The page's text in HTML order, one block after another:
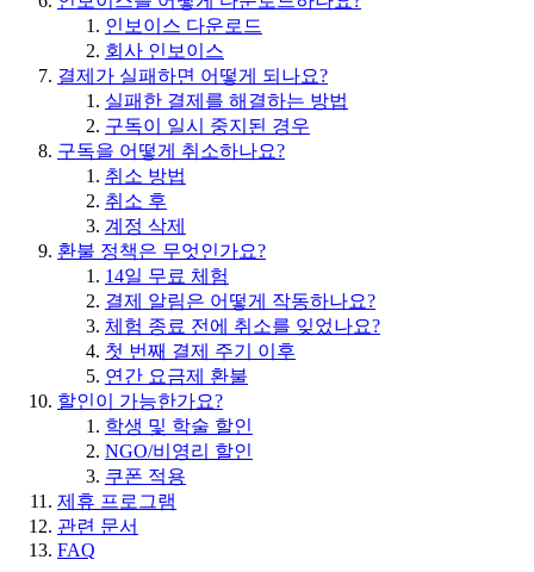
인보이스 다운로드
회사 인보이스
결제가 실패하면 어떻게 되나요?
실패한 결제를 해결하는 방법
구독이 일시 중지된 경우
구독을 어떻게 취소하나요?
취소 방법
취소 후
계정 삭제
환불 정책은 무엇인가요?
14일 무료 체험
결제 알림은 어떻게 작동하나요?
체험 종료 전에 취소를 잊었나요?
첫 번째 결제 주기 이후
연간 요금제 환불
할인이 가능한가요?
학생 및 학술 할인
NGO/비영리 할인
쿠폰 적용
제휴 프로그램
관련 문서
FAQ